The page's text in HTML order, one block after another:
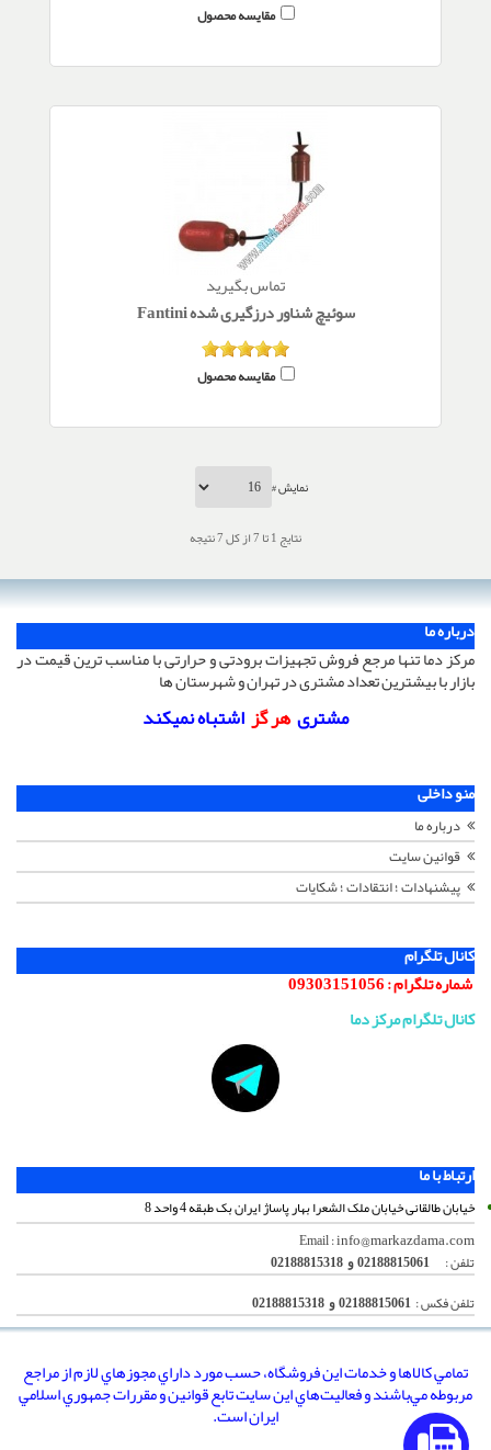
مقایسه محصول
تماس بگیرید
سوئیچ شناور درزگیری شده Fantini
مقایسه محصول
نمایش #
نتایج 1 تا 7 از کل 7 نتیجه
درباره ما
مرکز دما تنها مرجع فروش تجهیزات برودتی و حرارتی با مناسب ترین قیمت در
بازار با بیشترین تعداد مشتری در تهران و شهرستان ها
مشتریهر گزاشتباه نمیکند
منو داخلی
درباره ما
قوانین سایت
پیشنهادات ؛ انتقادات ؛ شکایات
کانال تلگرام
شماره تلگرام :09303151056
کانال تلگرام مرکز دما
ارتباط با ما
خیابان طالقانی خیابان ملک الشعرا بهار پاساژ ایران بک طبقه 4 واحد 8
Email :info@markazdama.com
تلفن :
02188815061 و 02188815318
تلفن فکس : 02188815061 و 02188815318
تمامي كالاها و خدمات اين فروشگاه، حسب مورد داراي مجوزهاي لازم از مراجع
مربوطه مي‌باشند و فعاليت‌هاي اين سايت تابع قوانين و مقررات جمهوري اسلامي
ايران است.